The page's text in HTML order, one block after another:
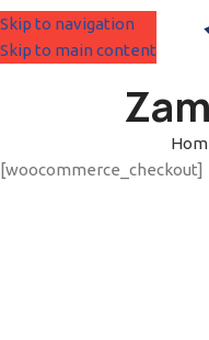
Skip to navigation
Skip to main content
MENU
[woocommerce_checkout]